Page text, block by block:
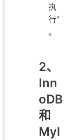
执
行”
。
2、
Inn
oDB
和
MyI